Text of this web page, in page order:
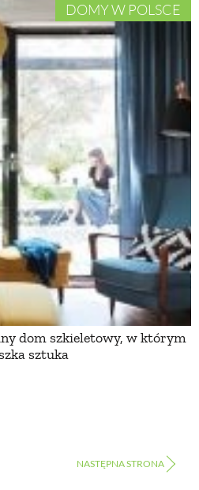
DOMY W POLSCE
dom szkieletowy, w którym
sztuka